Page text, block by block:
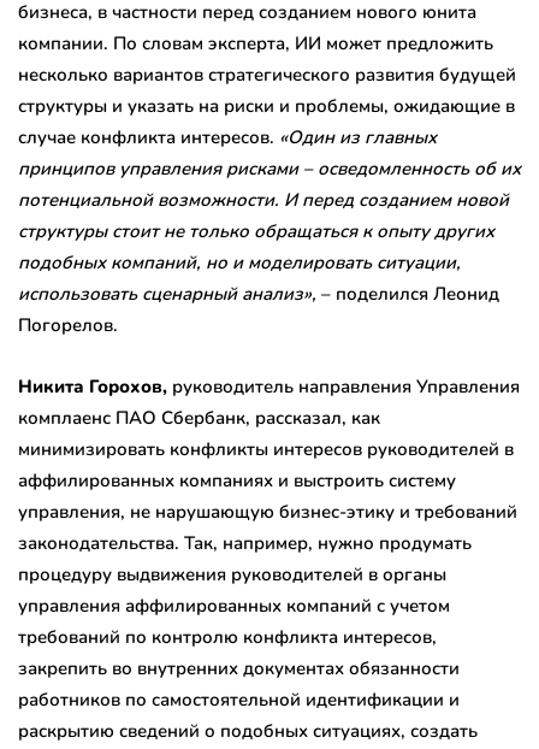
бизнеса, в частности перед созданием нового юнита
компании. По словам эксперта, ИИ может предложить
несколько вариантов стратегического развития будущей
структуры и указать на риски и проблемы, ожидающие в
случае конфликта интересов. «Один из главных
принципов управления рисками – осведомленность об их
потенциальной возможности. И перед созданием новой
структуры стоит не только обращаться к опыту других
подобных компаний, но и моделировать ситуации,
использовать сценарный анализ», – поделился Леонид
Погорелов.
Никита Горохов, руководитель направления Управления
комплаенс ПАО Сбербанк, рассказал, как
минимизировать конфликты интересов руководителей в
аффилированных компаниях и выстроить систему
управления, не нарушающую бизнес-этику и требований
законодательства. Так, например, нужно продумать
процедуру выдвижения руководителей в органы
управления аффилированных компаний с учетом
требований по контролю конфликта интересов,
закрепить во внутренних документах обязанности
работников по самостоятельной идентификации и
раскрытию сведений о подобных ситуациях, создать